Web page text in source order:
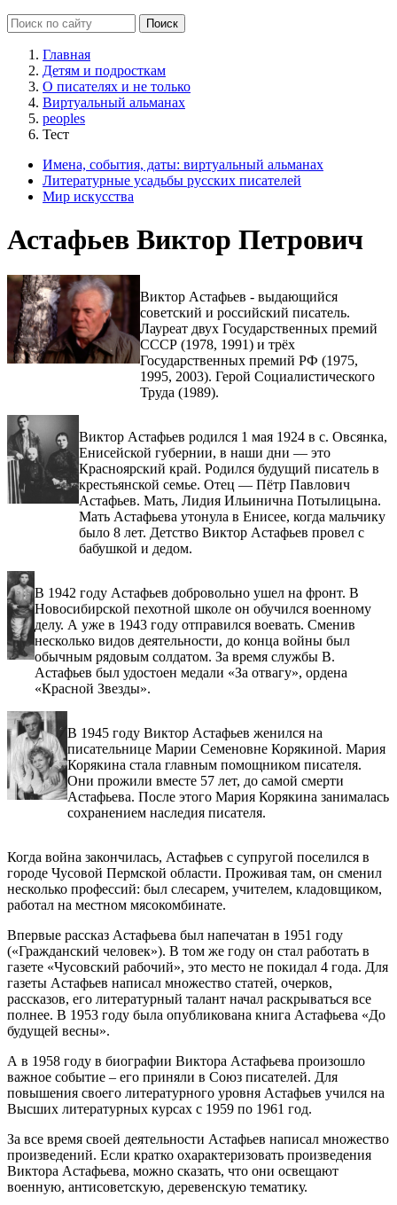
Главная
Детям и подросткам
О писателях и не только
Виртуальный альманах
peoples
Тест
Имена, события, даты: виртуальный альманах
Литературные усадьбы русских писателей
Мир искусства
Астафьев Виктор Петрович
Виктор Астафьев - выдающийся
советский и российский писатель.
Лауреат двух Государственных премий
СССР (1978, 1991) и трёх
Государственных премий РФ (1975,
1995, 2003). Герой Социалистического
Труда (1989).
Виктор Астафьев родился 1 мая 1924 в с. Овсянка,
Енисейской губернии, в наши дни — это
Красноярский край. Родился будущий писатель в
крестьянской семье. Отец — Пётр Павлович
Астафьев. Мать, Лидия Ильинична Потылицына.
Мать Астафьева утонула в Енисее, когда мальчику
было 8 лет. Детство Виктор Астафьев провел с
бабушкой и дедом.
В 1942 году Астафьев добровольно ушел на фронт. В
Новосибирской пехотной школе он обучился военному
делу. А уже в 1943 году отправился воевать. Сменив
несколько видов деятельности, до конца войны был
обычным рядовым солдатом. За время службы В.
Астафьев был удостоен медали «За отвагу», ордена
«Красной Звезды».
В 1945 году Виктор Астафьев женился на
писательнице Марии Семеновне Корякиной. Мария
Корякина стала главным помощником писателя.
Они прожили вместе 57 лет, до самой смерти
Астафьева. После этого Мария Корякина занималась
сохранением наследия писателя.
Когда война закончилась, Астафьев с супругой поселился в
городе Чусовой Пермской области. Проживая там, он сменил
несколько профессий: был слесарем, учителем, кладовщиком,
работал на местном мясокомбинате.
Впервые рассказ Астафьева был напечатан в 1951 году
(«Гражданский человек»). В том же году он стал работать в
газете «Чусовский рабочий», это место не покидал 4 года. Для
газеты Астафьев написал множество статей, очерков,
рассказов, его литературный талант начал раскрываться все
полнее. В 1953 году была опубликована книга Астафьева «До
будущей весны».
А в 1958 году в биографии Виктора Астафьева произошло
важное событие – его приняли в Союз писателей. Для
повышения своего литературного уровня Астафьев учился на
Высших литературных курсах с 1959 по 1961 год.
За все время своей деятельности Астафьев написал множество
произведений. Если кратко охарактеризовать произведения
Виктора Астафьева, можно сказать, что они освещают
военную, антисоветскую, деревенскую тематику.